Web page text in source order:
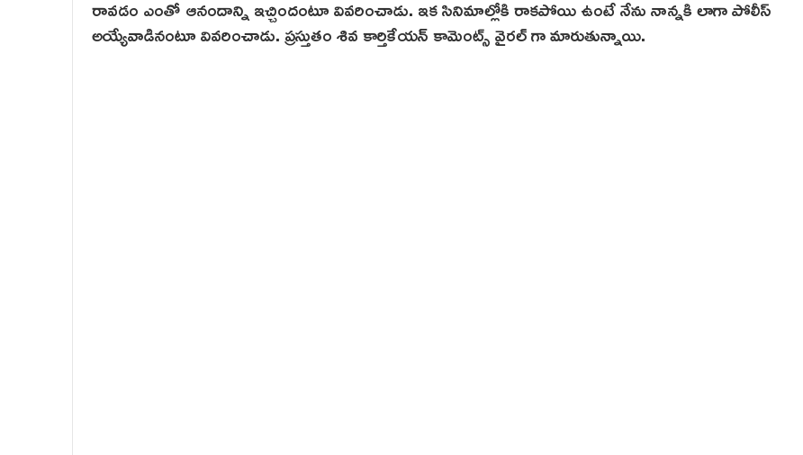
రావడం ఎంతో ఆనందాన్ని ఇచ్చిందంటూ వివరించాడు. ఇక సినిమాల్లోకి రాకపోయి ఉంటే నేను నాన్నకి లాగా పోలీస్
అయ్యేవాడినంటూ వివ‌రించాడు. ప్రస్తుతం శివ కార్తికేయన్‌ కామెంట్స్ వైరల్ గా మారుతున్నాయి.